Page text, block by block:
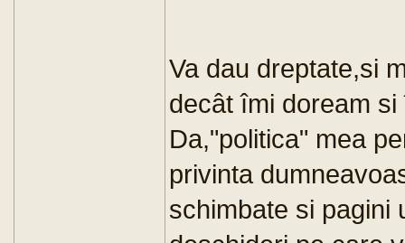
Va dau dreptate,si
decât îmi doream
Da,"politica" mea
privinta
schimbate si pagini